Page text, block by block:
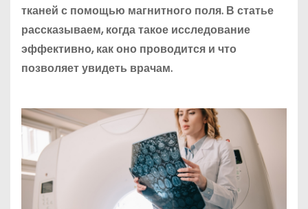
тканей с помощью магнитного поля. В статье
рассказываем, когда такое исследование
эффективно, как оно проводится и что
позволяет увидеть врачам.